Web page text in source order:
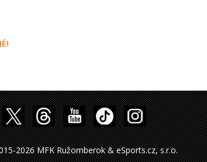
2026 MFK Ružomberok & eSports.cz, s.r.o.